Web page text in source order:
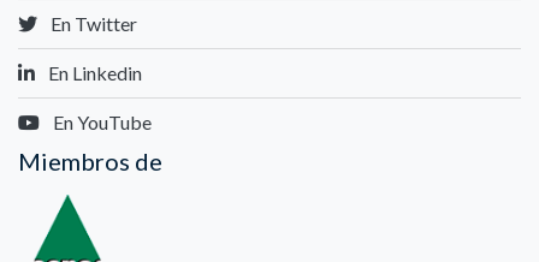
En Twitter
En Linkedin
En YouTube
Miembros de